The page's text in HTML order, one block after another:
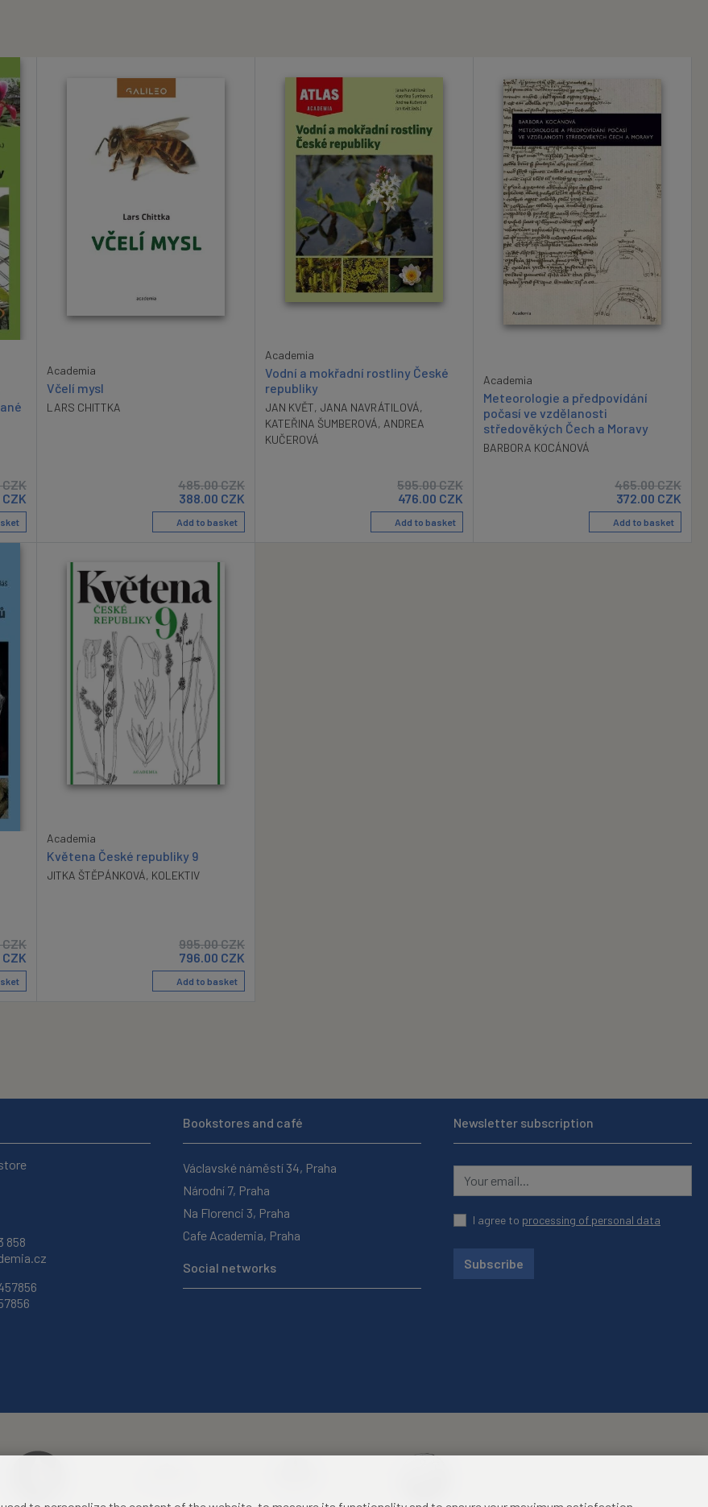
CZK
CZK
Academia
Včelí mysl
LARS CHITTKA
485.00CZK
388.00 CZK
Add to basket
Academia
Vodní a mokřadní rostliny České
republiky
JAN KVĚT, JANA NAVRÁTILOVÁ,
KATEŘINA ŠUMBEROVÁ, ANDREA
KUČEROVÁ
595.00CZK
476.00 CZK
Add to basket
Academia
Meteorologie a předpovídání
počasí ve vzdělanosti
středověkých Čech a Moravy
BARBORA KOCÁNOVÁ
465.00CZK
372.00 CZK
Add to basket
CZK
CZK
Academia
Květena České republiky 9
JITKA ŠTĚPÁNKOVÁ, KOLEKTIV
995.00CZK
796.00 CZK
Add to basket
858
Bookstores and café
Václavské náměstí 34, Praha
Národní 7, Praha
Na Florenci 3, Praha
Cafe Academia, Praha
Social networks
Newsletter subscription
I agree to processing of personal data
Subscribe